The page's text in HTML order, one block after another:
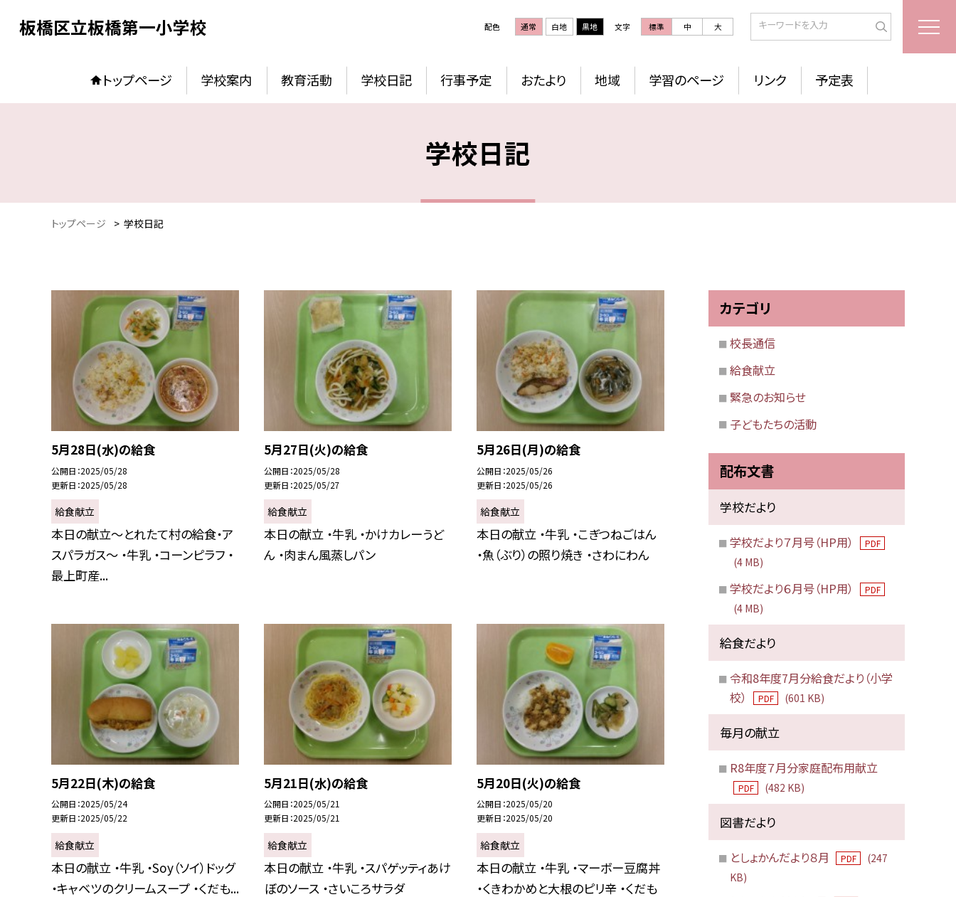
板橋区立板橋第一小学校 配色 通常 白地 黒地 文字 標準 中 大
トップページ 学校案内 教育活動 学校日記 行事予定 おたより 地域 学習のページ リンク 予定表
学校日記
トップページ > 学校日記
5月28日(水)の給食
公開日 2025/05/28
更新日 2025/05/28
給食献立
本日の献立～とれたて村の給食・ア
スパラガス～ ・牛乳 ・コーンピラフ ・
最上町産...
5月27日(火)の給食
公開日 2025/05/28
更新日 2025/05/27
給食献立
本日の献立 ・牛乳 ・かけカレーうど
ん ・肉まん風蒸しパン
5月26日(月)の給食
公開日 2025/05/26
更新日 2025/05/26
給食献立
本日の献立 ・牛乳 ・こぎつねごはん
・魚（ぶり）の照り焼き ・さわにわん
5月22日(木)の給食
公開日 2025/05/24
更新日 2025/05/22
給食献立
本日の献立 ・牛乳 ・Soy（ソイ）ドッグ
・キャベツのクリームスープ ・くだも...
5月21日(水)の給食
公開日 2025/05/21
更新日 2025/05/21
給食献立
本日の献立 ・牛乳 ・スパゲッティあけ
ぼのソース ・さいころサラダ
5月20日(火)の給食
公開日 2025/05/20
更新日 2025/05/20
給食献立
本日の献立 ・牛乳 ・マーボー豆腐丼
・くきわかめと大根のピリ辛 ・くだも
カテゴリ
校長通信
給食献立
緊急のお知らせ
子どもたちの活動
配布文書
学校だより
学校だより７月号（HP用） PDF
(4 MB)
学校だより６月号（HP用） PDF
(4 MB)
給食だより
令和8年度7月分給食だより（小学
校）
PDF (601 KB)
毎月の献立
R8年度７月分家庭配布用献立
PDF (482 KB)
図書だより
としょかんだより８月 PDF
(247
KB)